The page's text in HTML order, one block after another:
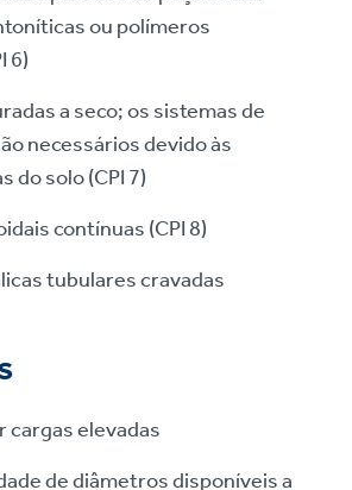
ou polímeros
6)
a seco; os sistemas de
necessários devido às
do solo (CPI 7)
contínuas (CPI 8)
tubulares cravadas
cargas elevadas
de diâmetros disponíveis a